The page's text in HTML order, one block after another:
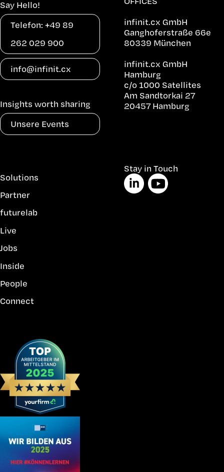
Say Hello!
Telefon: +49 89
262 029 900
info@infinit.cx
Insights worth sharing
Unsere Events
infinit.cx GmbH
Ganghoferstraße 66e
80339 München
infinit.cx GmbH
Hamburg
c/o 1000 Satellites
Am Sandtorkai 27
20457 Hamburg
überspringen
Solutions
Partner
futurelab
Live
Jobs
Inside
People
Connect
Stay in Touch